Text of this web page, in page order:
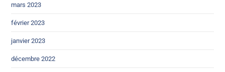
mars 2023
février 2023
janvier 2023
décembre 2022